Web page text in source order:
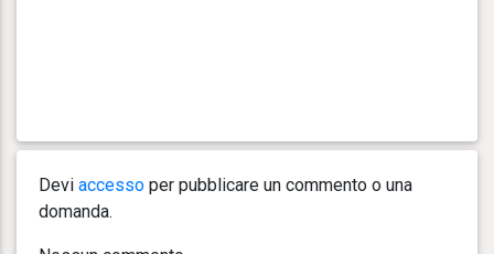
Devi accesso per pubblicare un commento o una
domanda.